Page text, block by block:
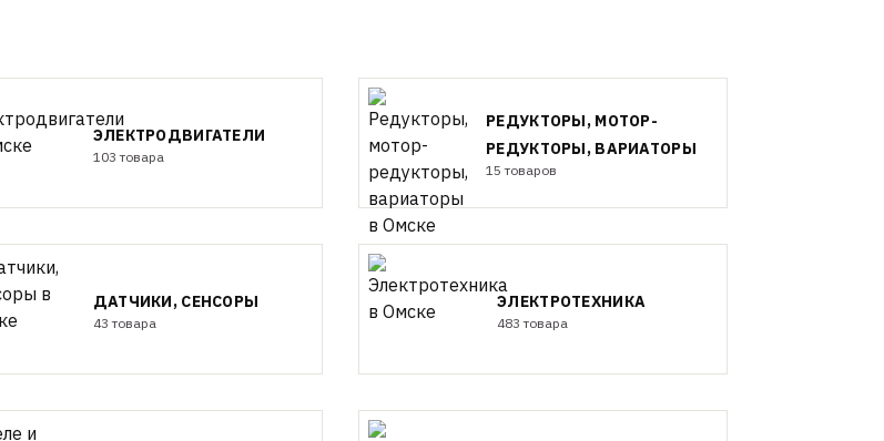
ЭЛЕКТРОДВИГАТЕЛИ
103 товара
РЕДУКТОРЫ, МОТОР-
РЕДУКТОРЫ, ВАРИАТОРЫ
15 товаров
ДАТЧИКИ, СЕНСОРЫ
43 товара
ЭЛЕКТРОТЕХНИКА
483 товара